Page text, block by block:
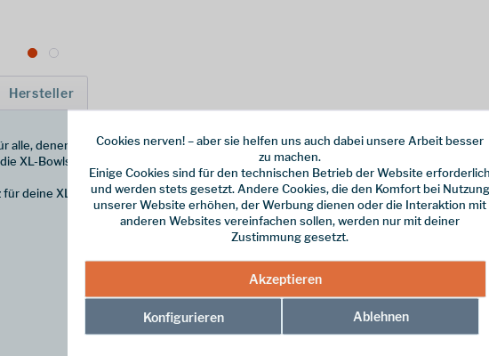
Hersteller
alle, denen die X-Bowl zu klein ist. Die unzerbrechliche Schale wird zum Transport
XL-Bowls immer eine gute Wahl.
deine XL Mahlzeit! Gefaltet ist die XL-Bowl auch gut als Teller zu verwenden.
Cookies nerven! – aber sie helfen uns auch dabei unsere Arbeit besser
zu machen.
Einige Cookies sind für den technischen Betrieb der Website erforderlich
und werden stets gesetzt. Andere Cookies, die den Komfort bei Nutzung
unserer Website erhöhen, der Werbung dienen oder die Interaktion mit
anderen Websites vereinfachen sollen, werden nur mit deiner
Zustimmung gesetzt.
Akzeptieren
Konfigurieren Ablehnen